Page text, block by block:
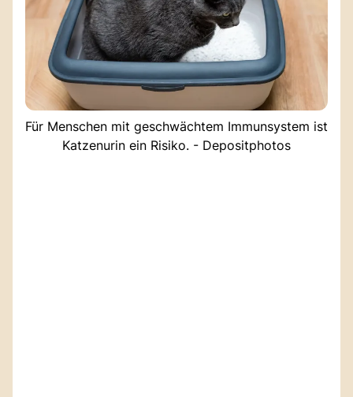
Für Menschen mit geschwächtem Immunsystem ist
Katzenurin ein Risiko. - Depositphotos